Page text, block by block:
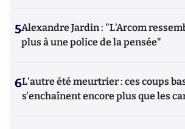
5Alexandre Jardin : "L'Arcom
plus à une police de la pensée"
6L'autre été meurtrier : ces coups
s'enchaînent encore plus que les